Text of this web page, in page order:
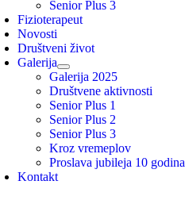
Senior Plus 3
Fizioterapeut
Novosti
Društveni život
Galerija
Galerija 2025
Društvene aktivnosti
Senior Plus 1
Senior Plus 2
Senior Plus 3
Kroz vremeplov
Proslava jubileja 10 godina
Kontakt